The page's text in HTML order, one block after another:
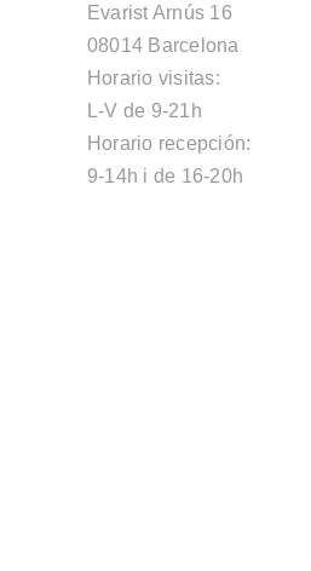
Evarist Arnús 16
08014 Barcelona
Horario visitas:
L-V de 9-21h
Horario recepción:
9-14h i de 16-20h